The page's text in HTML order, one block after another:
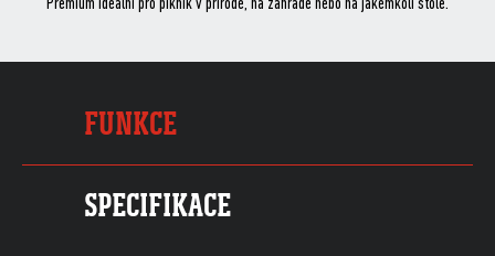
Premium ideální pro piknik v přírodě, na zahradě nebo na jakémkoli stole.
FUNKCE
SPECIFIKACE